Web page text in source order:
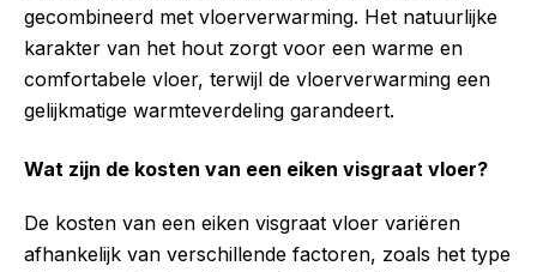
gecombineerd met vloerverwarming. Het natuurlijke
karakter van het hout zorgt voor een warme en
comfortabele vloer, terwijl de vloerverwarming een
gelijkmatige warmteverdeling garandeert.
Wat zijn de kosten van een eiken visgraat vloer?
De kosten van een eiken visgraat vloer variëren
afhankelijk van verschillende factoren, zoals het type